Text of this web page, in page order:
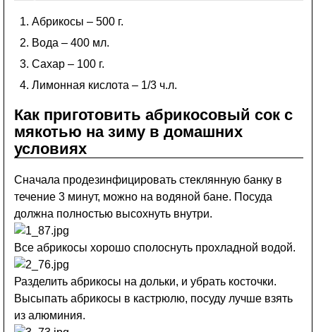
Абрикосы – 500 г.
Вода – 400 мл.
Сахар – 100 г.
Лимонная кислота – 1/3 ч.л.
Как приготовить абрикосовый сок с
мякотью на зиму в домашних
условиях
Сначала продезинфицировать стеклянную банку в
течение 3 минут, можно на водяной бане. Посуда
должна полностью высохнуть внутри.
Все абрикосы хорошо сполоснуть прохладной водой.
Разделить абрикосы на дольки, и убрать косточки.
Высыпать абрикосы в кастрюлю, посуду лучше взять
из алюминия.